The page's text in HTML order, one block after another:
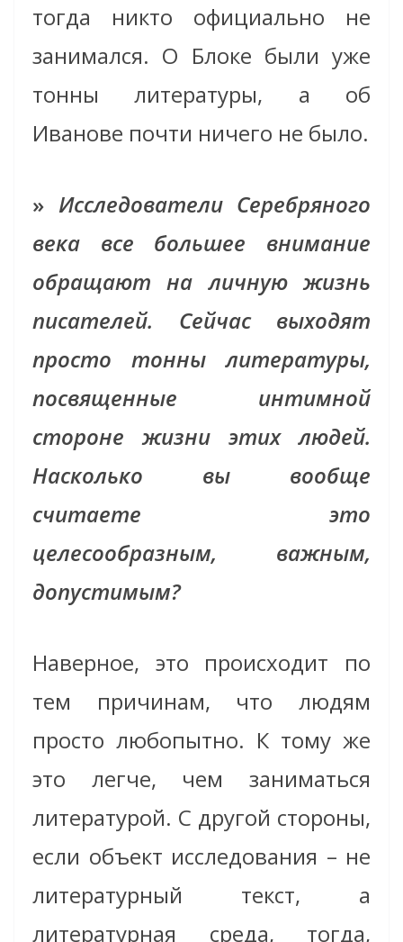
тогда никто официально не
занимался. О Блоке были уже
тонны литературы, а об
Иванове почти ничего не было.
» Исследователи Серебряного
века все большее внимание
обращают на личную жизнь
писателей. Сейчас выходят
просто тонны литературы,
посвященные интимной
стороне жизни этих людей.
Насколько вы вообще
считаете это
целесообразным, важным,
допустимым?
Наверное, это происходит по
тем причинам, что людям
просто любопытно. К тому же
это легче, чем заниматься
литературой. С другой стороны,
если объект исследования – не
литературный текст, а
литературная среда, тогда,